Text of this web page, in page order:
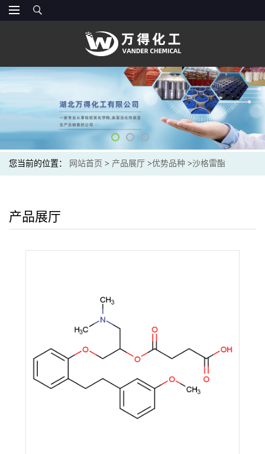
您当前的位置： 网站首页 > 产品展厅 >优势品种 >沙格雷酯
产品展厅